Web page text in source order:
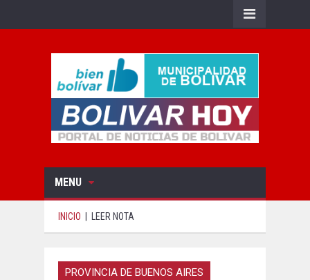
MENU
INICIO LEER NOTA
PROVINCIA DE BUENOS AIRES